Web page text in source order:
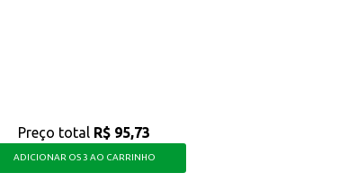
Preço total R$ 95,73
ADICIONAR OS 3 AO CARRINHO